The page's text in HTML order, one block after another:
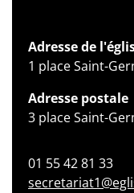
Adresse de
1 place Saint-
Adresse postale
3 place Saint-
01 55 42 81 33